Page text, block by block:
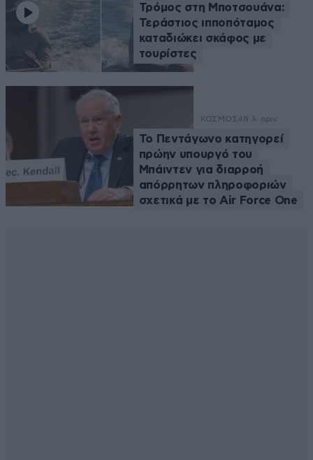
Τρόμος στη Μποτσουάνα:
Τεράστιος ιπποπόταμος
καταδιώκει σκάφος με
τουρίστες
ΚΟΣΜΟΣ48 λ. πριν
Το Πεντάγωνο κατηγορεί
πρώην υπουργό του
Μπάιντεν για διαρροή
απόρρητων πληροφοριών
σχετικά με το Air Force One